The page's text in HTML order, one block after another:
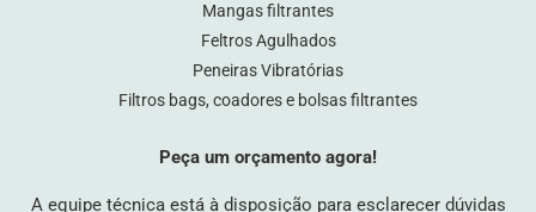
Mangas filtrantes
Feltros Agulhados
Peneiras Vibratórias
Filtros bags, coadores e bolsas filtrantes
Peça um orçamento agora!
A equipe técnica está à disposição para esclarecer dúvidas